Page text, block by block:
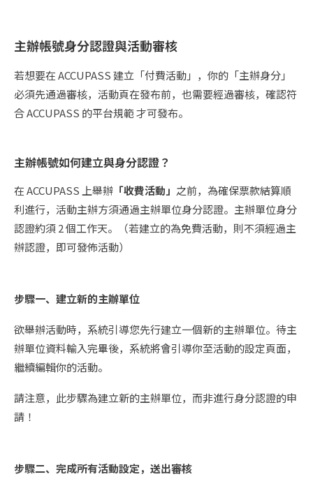
主辦帳號身分認證與活動審核
若想要在 ACCUPASS 建立「付費活動」，你的「主辦身分」
必須先通過審核，活動頁在發布前，也需要經過審核，確認符
合 ACCUPASS 的平台規範 才可發布。
主辦帳號如何建立與身分認證？
在 ACCUPASS 上舉辦 「收費活動」 之前，為確保票款結算順
利進行，活動主辦方須通過主辦單位身分認證。主辦單位身分
認證約須 2 個工作天。（若建立的為免費活動，則不須經過主
辦認證，即可發佈活動）
步驟一、建立新的主辦單位
欲舉辦活動時，系統引導您先行建立一個新的主辦單位。待主
辦單位資料輸入完畢後，系統將會引導你至活動的設定頁面，
繼續編輯你的活動。
請注意，此步驟為建立新的主辦單位，而非進行身分認證的申
請！
步驟二、完成所有活動設定，送出審核